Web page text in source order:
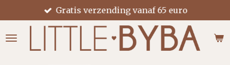
direct
naar
Gratis verzending vanaf 65 euro